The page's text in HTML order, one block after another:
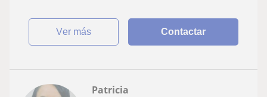
ver más Contactar
Patricia